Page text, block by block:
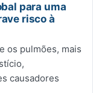
para uma
risco à
os pulmões, mais
causadores